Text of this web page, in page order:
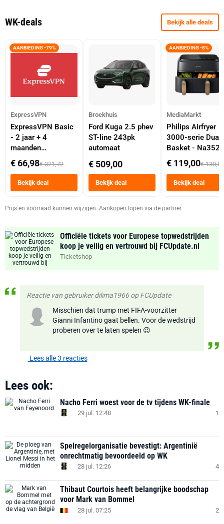
WK-deals Bekijk alle deals
AANBIEDING -79%
ExpressVPN
ExpressVPN Basic
- 2 jaar + 4
maanden
abonnement
€ 66,98€ 321,72
Bekijk deal
Broekhuis
Ford Kuga 2.5 phev
ST-line 243pk
automaat
€ 509,00
Bekijk deal
AANBIEDING -8%
MediaMarkt
Philips Airfryer
3000-serie Dual
Basket -
Dubbele Mand 9
Tot 6 Personen
Heteluchtfriteuse
Zwart
€ 119,00€ 130,00
Bekijk deal
Prijs en voorraad kunnen wijzigen. Aankopen lopen via de partner.
Officiële tickets voor Europese topwedstrijden
koop je veilig en vertrouwd bij FCUpdate.nl
Ticketshop
Reactie van gebruiker dilima1966 op FCUpdate
Misschien dat trump met FIFA-voorzitter
Gianni Infantino gaat bellen. Voor de wedstrijd
proberen over te laten spelen 😉
Lees alle 3 reacties
Lees ook:
Nacho Ferri woest voor de tv tijdens WK-finale
29 jul. 12:48 1
Spelregelorganisatie bevestigt: Argentinië
onrechtmatig bevoordeeld op WK
28 jul. 12:26 4
Thibaut Courtois heeft belangrijke boodschap
voor Mark van Bommel
28 jul. 07:25 2